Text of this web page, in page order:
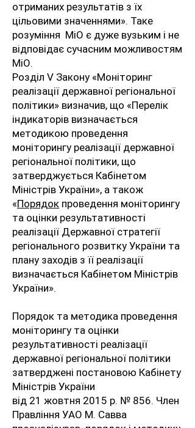
отриманих результатів з їх
цільовими значеннями». Таке
розуміння МіО є дуже вузьким і не
відповідає сучасним можливостям
МіО.
Розділ V Закону «Моніторинг
реалізації державної регіональної
політики» визначив, що «Перелік
індикаторів визначається
методикою проведення
моніторингу реалізації державної
регіональної політики, що
затверджується Кабінетом
Міністрів України», а також
«Порядок проведення моніторингу
та оцінки результативності
реалізації Державної стратегії
регіонального розвитку України та
плану заходів з її реалізації
визначається Кабінетом Міністрів
України».
Порядок та методика проведення
моніторингу та оцінки
результативності реалізації
державної регіональної політики
затверджені постановою Кабінету
Міністрів України
від 21 жовтня 2015 р. № 856. Член
Правління УАО М. Савва